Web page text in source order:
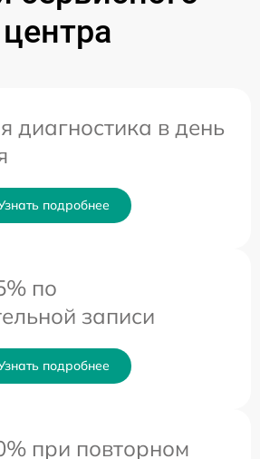
центра
диагностика в день
подробнее
по
записи
подробнее
при повторном